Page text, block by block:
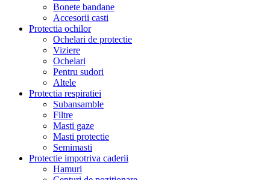
Bonete bandane
Accesorii casti
Protectia ochilor
Ochelari de protectie
Viziere
Ochelari
Pentru sudori
Altele
Protectia respiratiei
Subansamble
Filtre
Masti gaze
Masti protectie
Semimasti
Protectie impotriva caderii
Hamuri